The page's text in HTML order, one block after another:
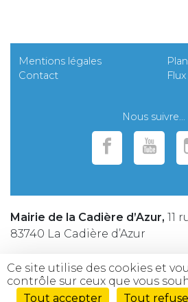
Mentions légales
Contact
Nous suivre...
Mairie de la Cadière d’Azur, 11
83740 La Cadière d’Azur
Téléphone : 04 94 98 25 25
Horaires :du lundi au vendredi
Ce site utilise des cookies et
contrôle sur ceux que vous
Tout accepter
Tout